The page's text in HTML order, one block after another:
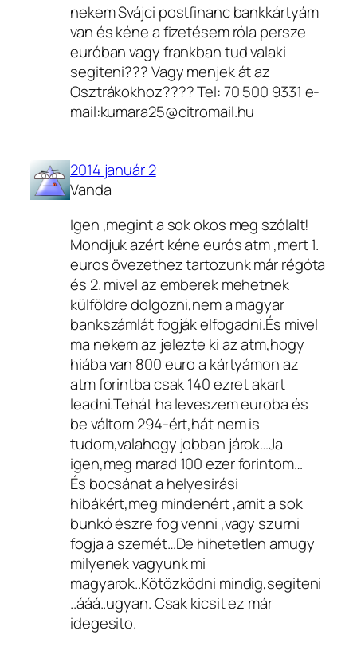
nekem Svájci postfinanc bankkártyám
van és kéne a fizetésem róla persze
euróban vagy frankban tud valaki
segiteni??? Vagy menjek át az
Osztrákokhoz???? Tel: 70 500 9331 e-
mail:kumara25@citromail.hu
2014 január 2
Vanda
Igen ,megint a sok okos meg szólalt!
Mondjuk azért kéne eurós atm ,mert 1.
euros övezethez tartozunk már régóta
és 2. mivel az emberek mehetnek
külföldre dolgozni,nem a magyar
bankszámlát fogják elfogadni.És mivel
ma nekem az jelezte ki az atm,hogy
hiába van 800 euro a kártyámon az
atm forintba csak 140 ezret akart
leadni.Tehát ha leveszem euroba és
be váltom 294-ért,hát nem is
tudom,valahogy jobban járok…Ja
igen,meg marad 100 ezer forintom…
És bocsánat a helyesirási
hibákért,meg mindenért ,amit a sok
bunkó észre fog venni ,vagy szurni
fogja a szemét…De hihetetlen amugy
milyenek vagyunk mi
magyarok..Kötözködni mindig,segiteni
..ááá..ugyan. Csak kicsit ez már
idegesito.